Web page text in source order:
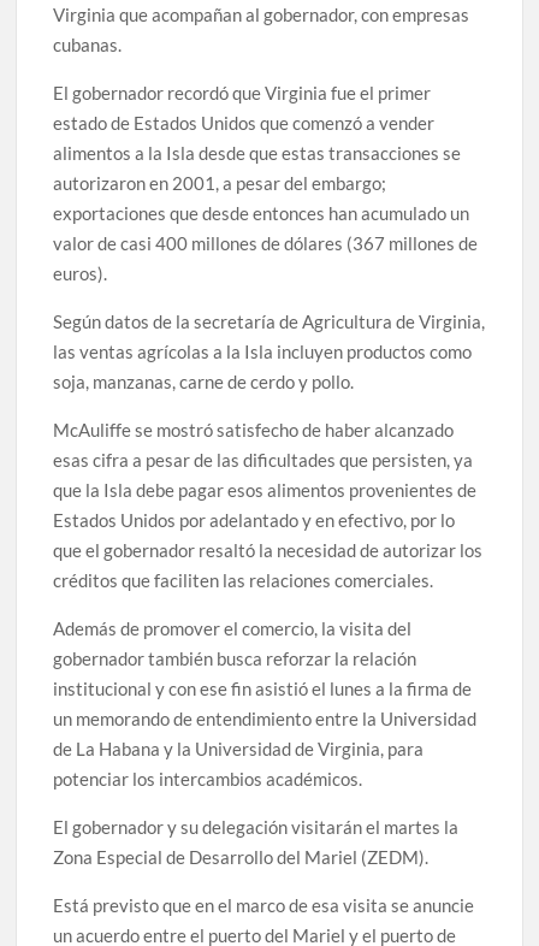
Virginia que acompañan al gobernador, con empresas
cubanas.
El gobernador recordó que Virginia fue el primer
estado de Estados Unidos que comenzó a vender
alimentos a la Isla desde que estas transacciones se
autorizaron en 2001, a pesar del embargo;
exportaciones que desde entonces han acumulado un
valor de casi 400 millones de dólares (367 millones de
euros).
Según datos de la secretaría de Agricultura de Virginia,
las ventas agrícolas a la Isla incluyen productos como
soja, manzanas, carne de cerdo y pollo.
McAuliffe se mostró satisfecho de haber alcanzado
esas cifra a pesar de las dificultades que persisten, ya
que la Isla debe pagar esos alimentos provenientes de
Estados Unidos por adelantado y en efectivo, por lo
que el gobernador resaltó la necesidad de autorizar los
créditos que faciliten las relaciones comerciales.
Además de promover el comercio, la visita del
gobernador también busca reforzar la relación
institucional y con ese fin asistió el lunes a la firma de
un memorando de entendimiento entre la Universidad
de La Habana y la Universidad de Virginia, para
potenciar los intercambios académicos.
El gobernador y su delegación visitarán el martes la
Zona Especial de Desarrollo del Mariel (ZEDM).
Está previsto que en el marco de esa visita se anuncie
un acuerdo entre el puerto del Mariel y el puerto de